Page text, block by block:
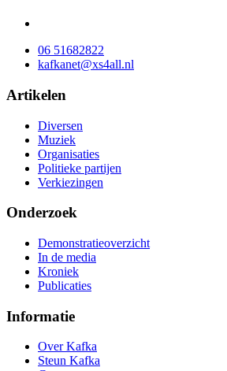
06 51682822
kafkanet@xs4all.nl
Artikelen
Diversen
Muziek
Organisaties
Politieke partijen
Verkiezingen
Onderzoek
Demonstratieoverzicht
In de media
Kroniek
Publicaties
Informatie
Over Kafka
Steun Kafka